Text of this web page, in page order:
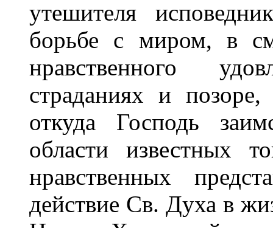
утешителя
борьбе с миром, в
нравственного
страданиях и
откуда Господь
области известных
нравственных
действие Св. Духа в